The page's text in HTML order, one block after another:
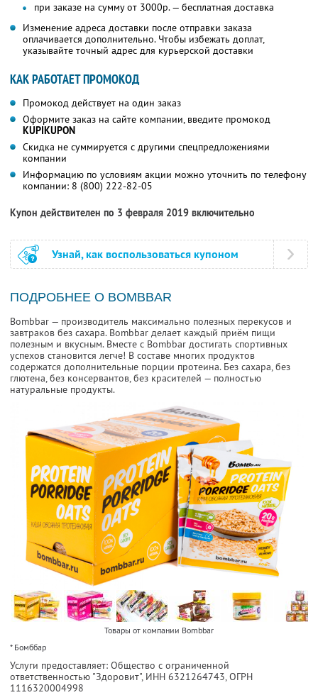
при заказе на сумму от 3000р. — бесплатная доставка
Изменение адреса доставки после отправки заказа
оплачивается дополнительно. Чтобы избежать доплат,
указывайте точный адрес для курьерской доставки
КАК РАБОТАЕТ ПРОМОКОД
Промокод действует на один заказ
Оформите заказ на сайте компании, введите промокод
KUPIKUPON
Скидка не суммируется с другими спецпредложениями
компании
Информацию по условиям акции можно уточнить по телефону
компании: 8 (800) 222-82-05
Купон действителен по 3 февраля 2019 включительно
Узнай, как воспользоваться купоном
ПОДРОБНЕЕ О BOMBBAR
Bombbar — производитель максимально полезных перекусов и
завтраков без сахара. Bombbar делает каждый приём пищи
полезным и вкусным. Вместе с Bombbar достигать спортивных
успехов становится легче! В составе многих продуктов
содержатся дополнительные порции протеина. Без сахара, без
глютена, без консервантов, без красителей — полностью
натуральные продукты.
Товары от компании Bombbar
* Бомббар
Услуги предоставляет: Общество с ограниченной
ответственностью "Здоровит", ИНН 6321264743, ОГРН
1116320004998